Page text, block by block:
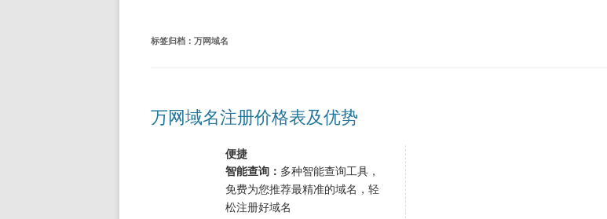
标签归档： 万网域名
万网域名注册价格表及优势
便捷
智能查询： 多种智能查询工具，
免费为您推荐最精准的域名，轻
松注册好域名